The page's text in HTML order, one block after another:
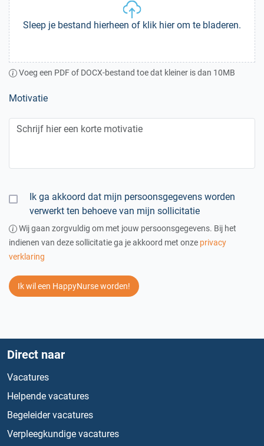
Sleep je bestand hierheen of klik hier om te bladeren.
Voeg een PDF of DOCX-bestand toe dat kleiner is dan 10MB
Motivatie
Ik ga akkoord dat mijn persoonsgegevens worden
verwerkt ten behoeve van mijn sollicitatie
Wij gaan zorgvuldig om met jouw persoonsgegevens. Bij het
indienen van deze sollicitatie ga je akkoord met onze privacy
verklaring
Ik wil een HappyNurse worden!
Direct naar
Vacatures
Helpende vacatures
Begeleider vacatures
Verpleegkundige vacatures